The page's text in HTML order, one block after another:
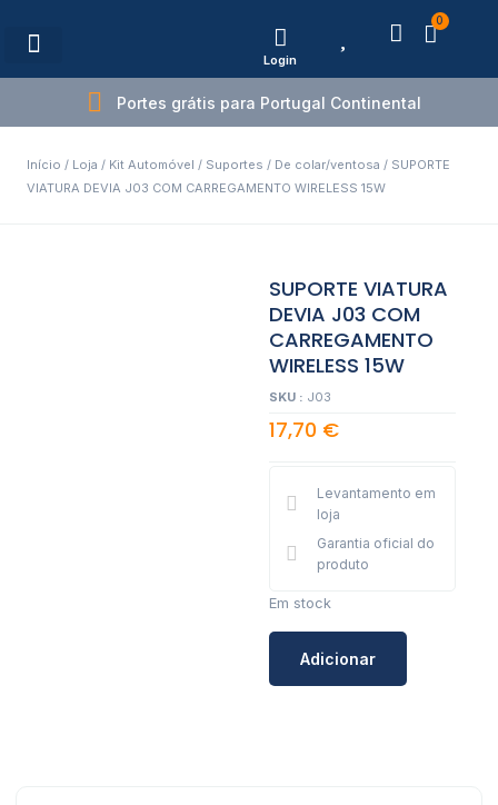
Login
0
Portes grátis para Portugal Continental
Início / Loja / Kit Automóvel / Suportes / De colar/ventosa / SUPORTE
VIATURA DEVIA J03 COM CARREGAMENTO WIRELESS 15W
SUPORTE VIATURA
DEVIA J03 COM
CARREGAMENTO
WIRELESS 15W
SKU : J03
17,70 €
Levantamento em
loja
Garantia oficial do
produto
Em stock
Adicionar